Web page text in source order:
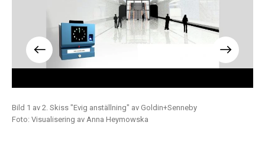
Bild 1 av 2. Skiss "Evig anställning" av Goldin+Senneby
Foto: Visualisering av Anna Heymowska